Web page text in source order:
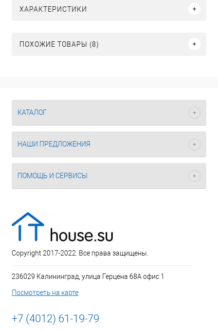
ХАРАКТЕРИСТИКИ
ПОХОЖИЕ ТОВАРЫ (8)
КАТАЛОГ
НАШИ ПРЕДЛОЖЕНИЯ
ПОМОЩЬ И СЕРВИСЫ
Copyright 2017-2022. Все права защищены.
236029 Калининград, улица Герцена 68А офис 1
Посмотреть на карте
+7 (4012) 61-19-79